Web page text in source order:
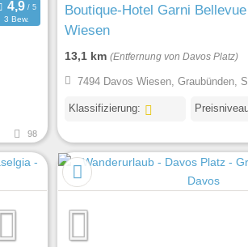
3 Bew.
98
Boutique-Hotel Garni
Wiesen
13,1 km (Entfernung von Davos Platz)
7494 Davos Wiesen, Graubünden,
Klassifizierung: